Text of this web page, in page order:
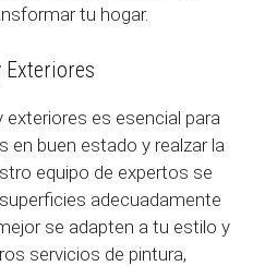
tu hogar.
exteriores es esencial para
en buen estado y realzar la
equipo de expertos se
adecuadamente
se adapten a tu estilo y
servicios de pintura,